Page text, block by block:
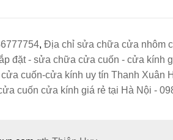
, Địa chỉ sửa chữa cửa nhôm
đặt - sửa chữa cửa cuốn - cửa kính
cuốn-cửa kính uy tín Thanh Xuân
cuốn cửa kính giá rẻ tại Hà Nội -